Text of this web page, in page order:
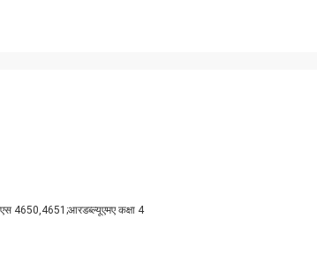
4650,4651;आरडब्ल्यूएमए कक्षा 4